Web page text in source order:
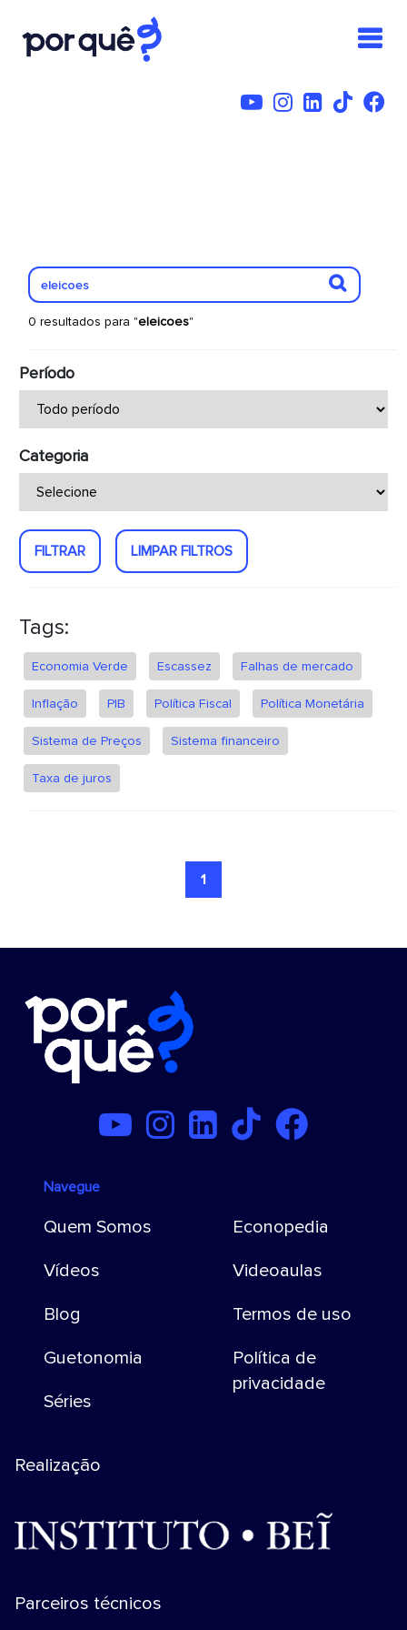
0 resultados para "eleicoes"
Período
Categoria
FILTRAR LIMPAR FILTROS
Tags:
Economia Verde Escassez Falhas de mercado
Inflação PIB Política Fiscal Política Monetária
Sistema de Preços Sistema financeiro
Taxa de juros
1
Navegue
Quem Somos
Vídeos
Blog
Guetonomia
Séries
Econopedia
Videoaulas
Termos de uso
Política de
privacidade
Realização
Parceiros técnicos